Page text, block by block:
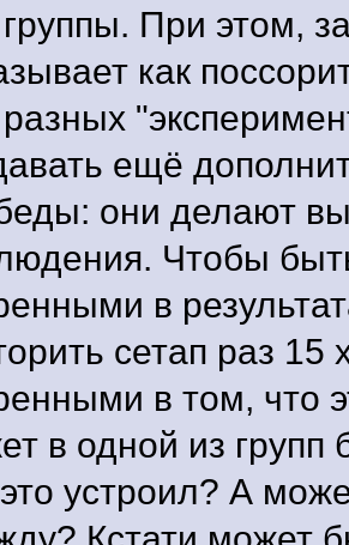
При этом,
как
ещё
они делают
Чтобы
в
сетап раз
в том, что
в одной из
устроил? А